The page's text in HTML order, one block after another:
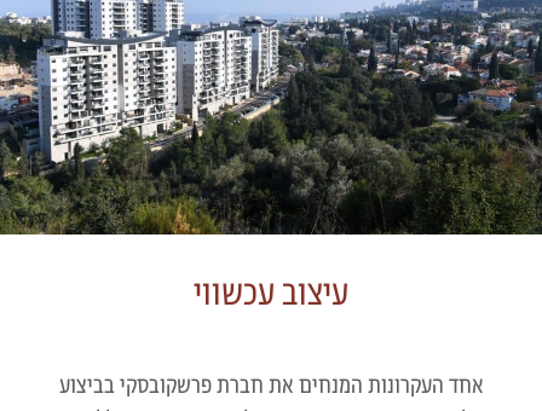
עיצוב עכשווי
אחד העקרונות המנחים את חברת פרשקובסקי בביצוע